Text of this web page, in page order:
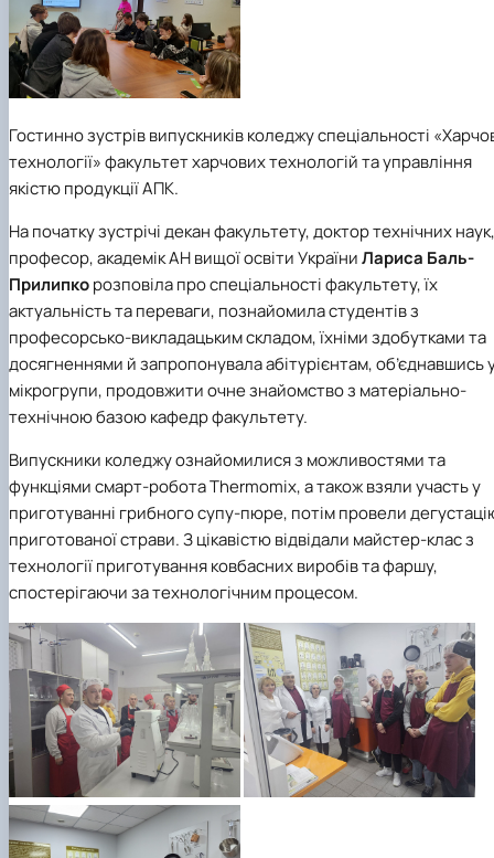
Гостинно зустрів випускників коледжу спеціальності
технології» факультет харчових технологій та управління
якістю продукції АПК.
На початку зустрічі декан факультету, доктор технічних наук,
професор, академік АН вищої освіти УкраїниЛариса Баль-
Прилипкорозповіла про спеціальності факультету, їх
актуальність та переваги, познайомила студентів з
професорсько-викладацьким складом, їхніми здобутками та
досягненнями й запропонувала абітурієнтам, об’єднавшись
мікрогрупи, продовжити очне знайомство з матеріально-
технічною базою кафедр факультету.
Випускники коледжу ознайомилися з можливостями та
функціями смарт-робота Thermomix, а також взяли участь у
приготуванні грибного супу-пюре, потім провели
приготованої страви. З цікавістю відвідали майстер-клас з
технології приготування ковбасних виробів та фаршу,
спостерігаючи за технологічним процесом.